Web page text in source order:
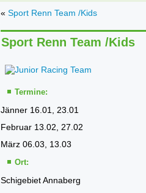
« Sport Renn Team /Kids
Sport Renn Team /Kids
Termine:
Jänner 16.01, 23.01
Februar 13.02, 27.02
März 06.03, 13.03
Ort:
Schigebiet Annaberg